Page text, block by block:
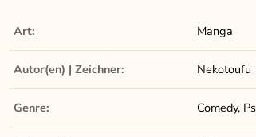
Art: Manga
Autor(en) | Zeichner: Nekotoufu
Genre: Comedy,